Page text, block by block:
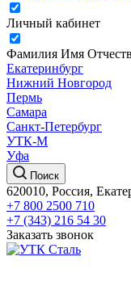
Личный кабинет
Фамилия Имя
Екатеринбург
Нижний Новгород
Пермь
Самара
Санкт-Петербург
УТК-М
Уфа
Поиск
620010, Россия,
+7 800 2500 710
+7 (343) 216 54 30
Заказать звонок